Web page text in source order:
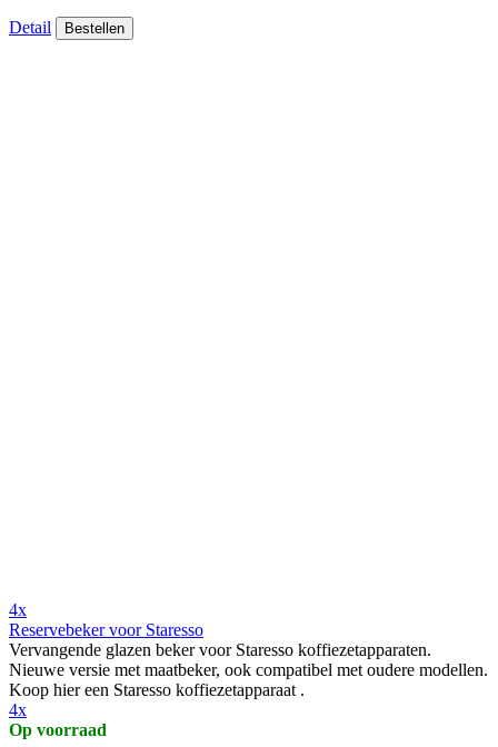
Detail Bestellen
4x
Reservebeker voor Staresso
Vervangende glazen beker voor Staresso koffiezetapparaten.
Nieuwe versie met maatbeker, ook compatibel met oudere modellen.
Koop hier een Staresso koffiezetapparaat .
4x
Op voorraad